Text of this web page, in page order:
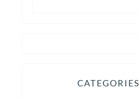
CATEGORIES